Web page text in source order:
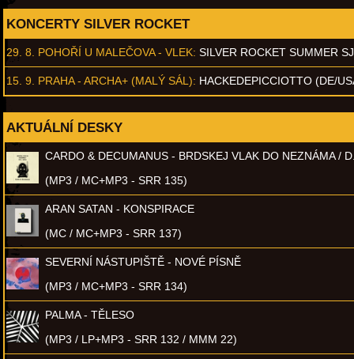
KONCERTY SILVER ROCKET
29. 8. POHOŘÍ U MALEČOVA - VLEK: SILVER ROCKET SUMMER
15. 9. PRAHA - ARCHA+ (MALÝ SÁL): HACKEDEPICCIOTTO (DE/
AKTUÁLNÍ DESKY
CARDO & DECUMANUS - BRDSKEJ VLAK DO NEZNÁMA /
(MP3 / MC+MP3 - SRR 135)
ARAN SATAN - KONSPIRACE
(MC / MC+MP3 - SRR 137)
SEVERNÍ NÁSTUPIŠTĚ - NOVÉ PÍSNĚ
(MP3 / MC+MP3 - SRR 134)
PALMA - TĚLESO
(MP3 / LP+MP3 - SRR 132 / MMM 22)